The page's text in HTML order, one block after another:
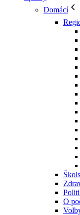
Domácí
O